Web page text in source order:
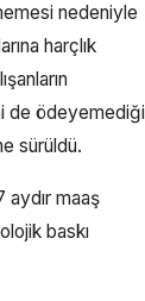
nedeniyle
harçlık
de ödeyemediği
sürüldü.
aydır maaş
baskı